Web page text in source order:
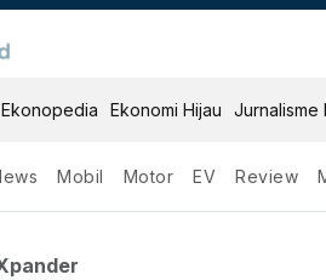
Ekonopedia Ekonomi Hijau Jurnalisme
Mobil Motor EV Review